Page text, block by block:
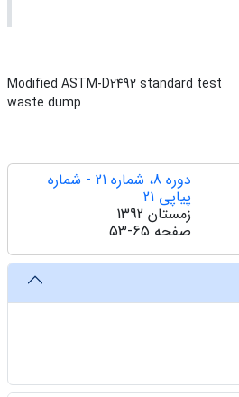
Modified ASTM-D2492 standard test
waste dump
دوره 8، شماره 21 - شماره
پیاپی 21
زمستان 1392
صفحه 53-65